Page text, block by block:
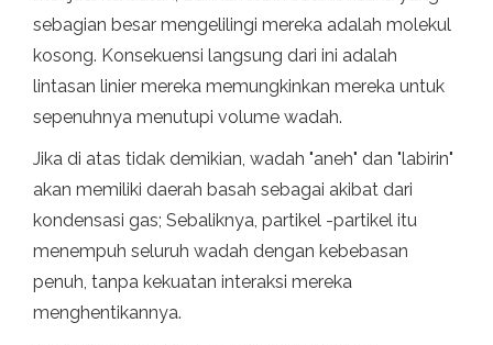
sebagian besar mengelilingi mereka adalah molekul
kosong. Konsekuensi langsung dari ini adalah
lintasan linier mereka memungkinkan mereka untuk
sepenuhnya menutupi volume wadah.
Jika di atas tidak demikian, wadah "aneh" dan "labirin"
akan memiliki daerah basah sebagai akibat dari
kondensasi gas; Sebaliknya, partikel -partikel itu
menempuh seluruh wadah dengan kebebasan
penuh, tanpa kekuatan interaksi mereka
menghentikannya.